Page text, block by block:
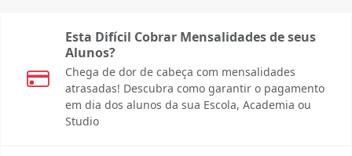
Esta Difícil Cobrar Mensalidades de seus
Alunos?
Chega de dor de cabeça com mensalidades
atrasadas! Descubra como garantir o pagamento
em dia dos alunos da sua Escola, Academia ou
Studio